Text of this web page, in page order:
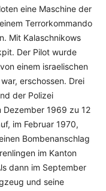
eine Maschine der
Terrorkommando
Mit Kalaschnikows
Der Pilot wurde
einem israelischen
erschossen. Drei
der Polizei
1969 zu 12
im Februar 1970,
Bombenanschlag
im Kanton
dann im September
und seine